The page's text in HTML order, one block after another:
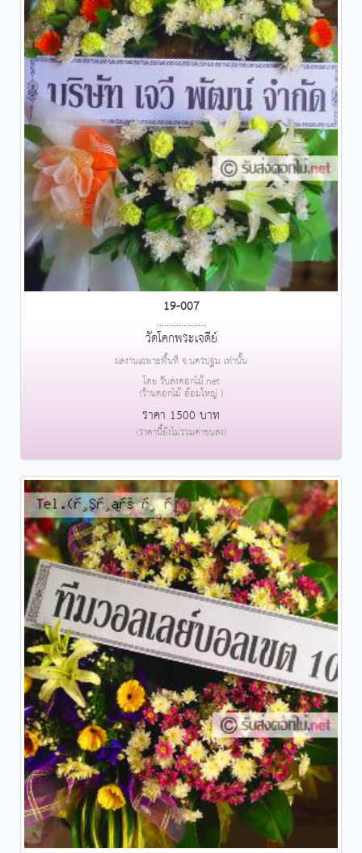
19-007
....................
วัดโคกพระเจดีย์
ผลงานเฉพาะพื้นที่ จ.นครปฐม เท่านั้น
โดย รับส่งดอกไม้.net
(ร้านดอกไม้ อ้อมใหญ่ )
ราคา 1500 บาท
(ราคานี้ยังไม่รวมค่าขนส่ง)